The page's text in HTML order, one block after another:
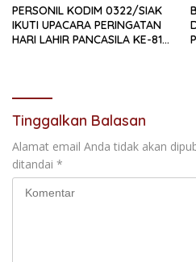
PERSONIL KODIM 0322/SIAK
IKUTI UPACARA PERINGATAN
HARI LAHIR PANCASILA KE-81
Tinggalkan Balasan
Alamat email Anda tidak akan
ditandai *